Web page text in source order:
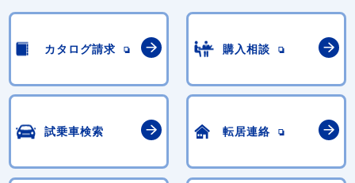
カタログ請求 購入相談
試乗車検索 転居連絡